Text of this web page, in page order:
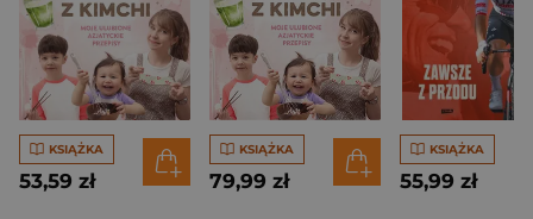
KSIĄŻKA
53,59 zł
KSIĄŻKA
79,99 zł
KSIĄŻKA
55,99 zł